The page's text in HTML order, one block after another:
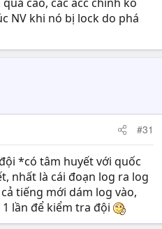
NV khi nó bị lock do phá
#31
*có tâm huyết với quốc
nhất là cái đoạn log ra log
tiếng mới dám log vào,
lần để kiểm tra đội